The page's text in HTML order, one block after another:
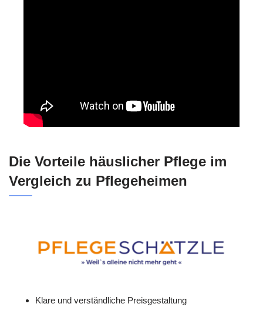
Die Vorteile häuslicher Pflege im
Vergleich zu Pflegeheimen
Klare und verständliche Preisgestaltung